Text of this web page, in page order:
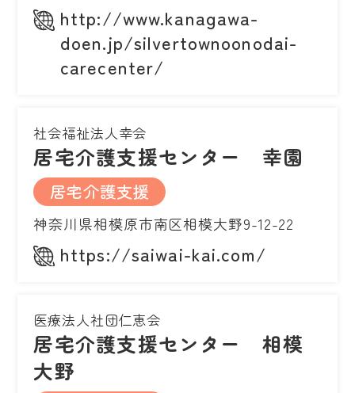
http://www.kanagawa-
doen.jp/silvertownoonodai-
carecenter/
社会福祉法人幸会
居宅介護支援センター 幸園
居宅介護支援
神奈川県相模原市南区相模大野9-12-22
https://saiwai-kai.com/
医療法人社団仁恵会
居宅介護支援センター 相模
大野